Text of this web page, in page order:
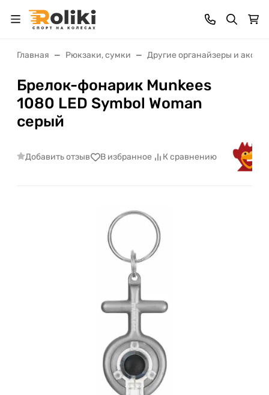
Главная Рюкзаки, сумки Другие органайзеры и
Брелок-фонарик Munkees
1080 LED Symbol Woman
серый
Добавить отзыв В избранное К сравнению